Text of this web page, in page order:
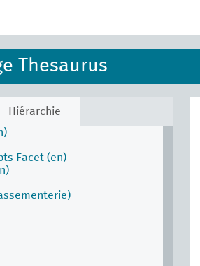
Thesaurus
Hiérarchie
Facet (en)